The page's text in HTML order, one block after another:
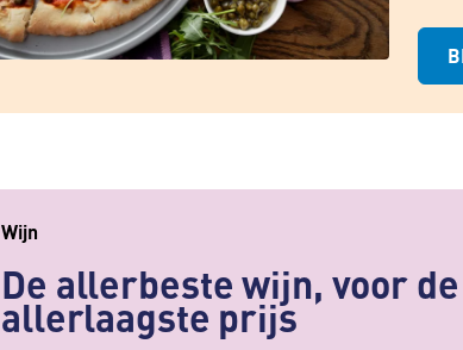
Wijn
De allerbeste wijn, voor de
allerlaagste prijs